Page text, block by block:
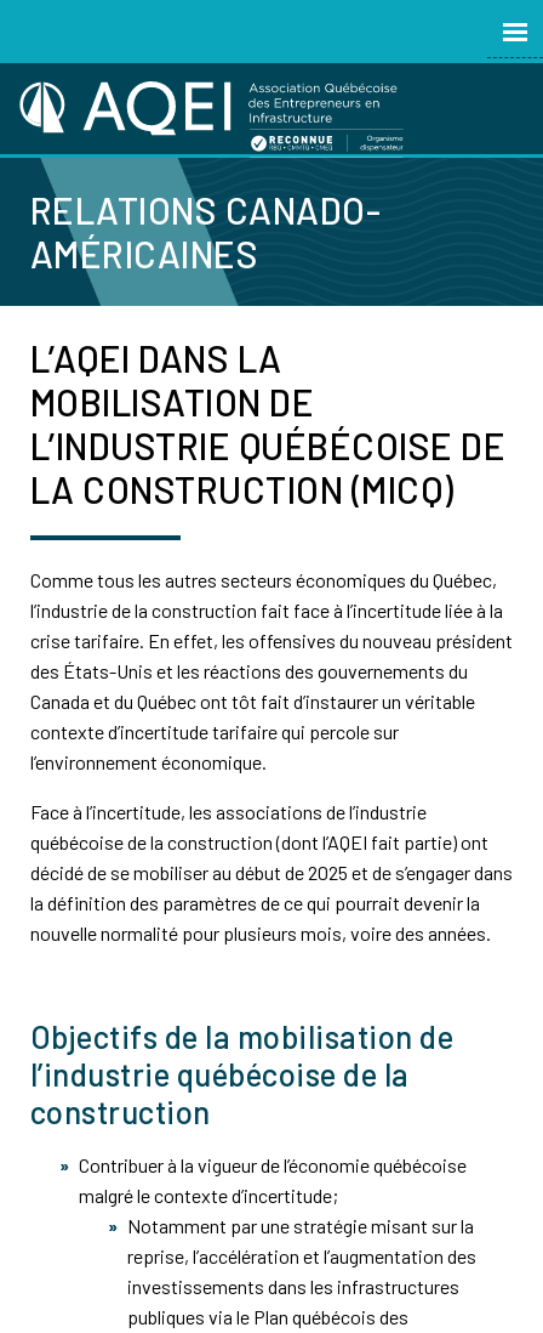
RELATIONS CANADO-
AMÉRICAINES
L’AQEI DANS LA
MOBILISATION DE
L’INDUSTRIE QUÉBÉCOISE DE
LA CONSTRUCTION (MICQ)
Comme tous les autres secteurs économiques du Québec,
l’industrie de la construction fait face à l’incertitude liée à la
crise tarifaire. En effet, les offensives du nouveau président
des États-Unis et les réactions des gouvernements du
Canada et du Québec ont tôt fait d’instaurer un véritable
contexte d’incertitude tarifaire qui percole sur
l’environnement économique.
Face à l’incertitude, les associations de l’industrie
québécoise de la construction (dont l’AQEI fait partie) ont
décidé de se mobiliser au début de 2025 et de s’engager dans
la définition des paramètres de ce qui pourrait devenir la
nouvelle normalité pour plusieurs mois, voire des années.
Objectifs de la mobilisation de
l’industrie québécoise de la
construction
Contribuer à la vigueur de l’économie québécoise
malgré le contexte d’incertitude;
Notamment par une stratégie misant sur la
reprise, l’accélération et l’augmentation des
investissements dans les infrastructures
publiques via le Plan québécois des